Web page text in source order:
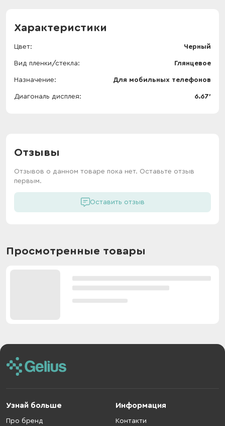
Характеристики
Цвет Черный
Вид пленки/стекла Глянцевое
Назначение Для мобильных телефонов
Диагональ дисплея 6.67'
Отзывы
Отзывов о данном товаре пока нет. Оставьте отзыв
первым.
Оставить отзыв
Просмотренные товары
Узнай больше
Про бренд
Информация
Контакти